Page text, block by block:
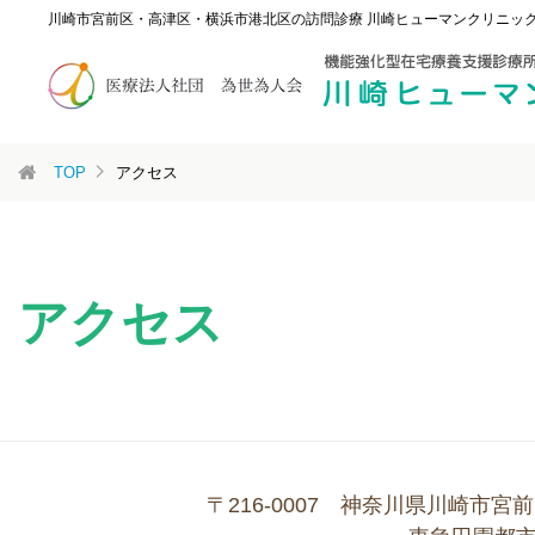
川崎市宮前区・高津区・横浜市港北区の訪問診療 川崎ヒューマンクリニッ
TOP アクセス
アクセス
〒216-0007 神奈川県川崎市宮